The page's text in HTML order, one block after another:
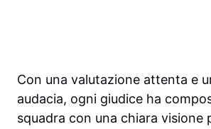
Con una valutazione attenta e
audacia, ogni giudice ha
squadra con una chiara visione